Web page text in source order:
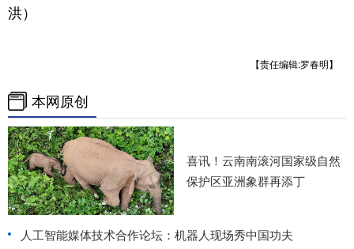
洪）
【责任编辑:罗春明】
本网原创
喜讯！云南南滚河国家级自然
保护区亚洲象群再添丁
人工智能媒体技术合作论坛：机器人现场秀中国功夫